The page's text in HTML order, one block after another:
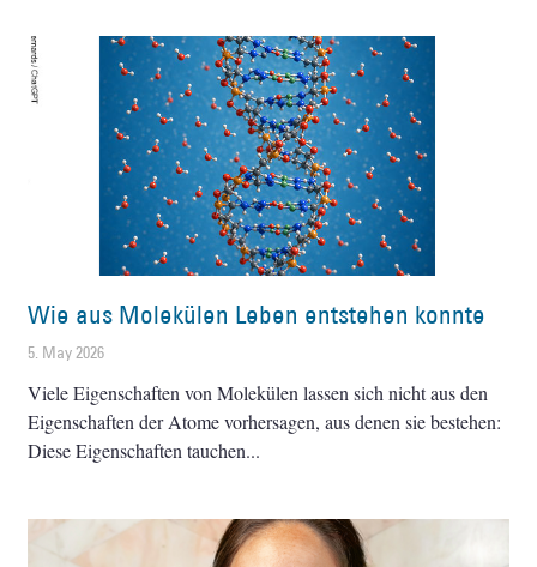
Wie aus Molekülen Leben entstehen konnte
5. May 2026
Viele Eigenschaften von Molekülen lassen sich nicht aus den
Eigenschaften der Atome vorhersagen, aus denen sie bestehen:
Diese Eigenschaften tauchen